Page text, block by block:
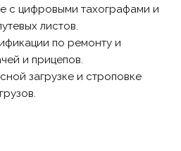
с цифровыми тахографами и
листов.
по ремонту и
и прицепов.
загрузке и строповке